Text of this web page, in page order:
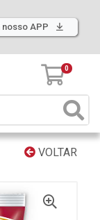
nosso APP
0
VOLTAR